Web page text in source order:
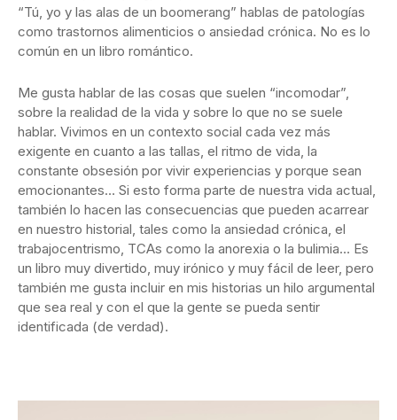
“Tú, yo y las alas de un boomerang” hablas de patologías
como trastornos alimenticios o ansiedad crónica. No es lo
común en un libro romántico.
Me gusta hablar de las cosas que suelen “incomodar”,
sobre la realidad de la vida y sobre lo que no se suele
hablar. Vivimos en un contexto social cada vez más
exigente en cuanto a las tallas, el ritmo de vida, la
constante obsesión por vivir experiencias y porque sean
emocionantes… Si esto forma parte de nuestra vida actual,
también lo hacen las consecuencias que pueden acarrear
en nuestro historial, tales como la ansiedad crónica, el
trabajocentrismo, TCAs como la anorexia o la bulimia… Es
un libro muy divertido, muy irónico y muy fácil de leer, pero
también me gusta incluir en mis historias un hilo argumental
que sea real y con el que la gente se pueda sentir
identificada (de verdad).